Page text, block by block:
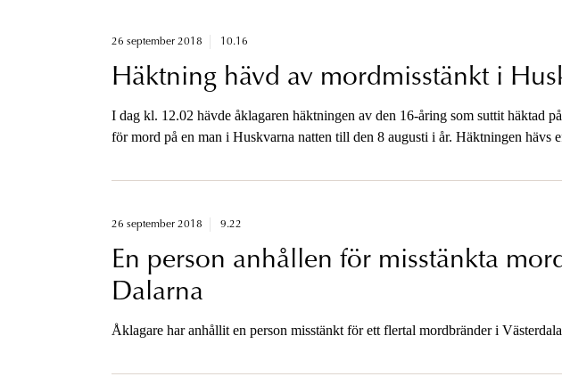
26 september 2018 10.16
Häktning hävd av mordmisstänkt i
I dag kl. 12.02 hävde åklagaren häktningen av den 16-åring som suttit häktad
för mord på en man i Huskvarna natten till den 8 augusti i år. Häktningen hävs
utredningen är låg. Det finns inte längre synnerliga skäl för häktning då
26 september 2018 9.22
En person anhållen för misstänkta
Dalarna
Åklagare har anhållit en person misstänkt för ett flertal mordbränder i